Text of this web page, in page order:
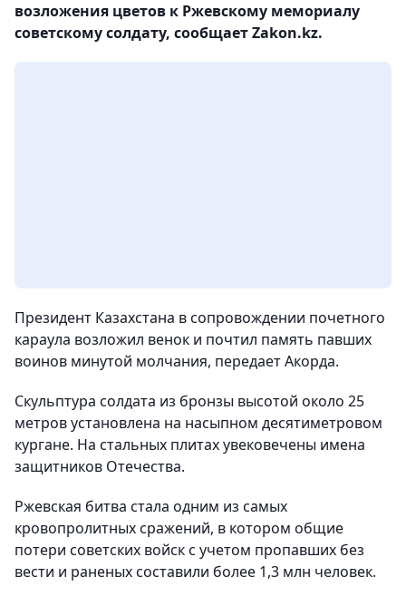
возложения цветов к Ржевскому мемориалу
советскому солдату, сообщает Zakon.kz.
Президент Казахстана в сопровождении почетного
караула возложил венок и почтил память павших
воинов минутой молчания, передает Акорда.
Скульптура солдата из бронзы высотой около 25
метров установлена на насыпном десятиметровом
кургане. На стальных плитах увековечены имена
защитников Отечества.
Ржевская битва стала одним из самых
кровопролитных сражений, в котором общие
потери советских войск с учетом пропавших без
вести и раненых составили более 1,3 млн человек.